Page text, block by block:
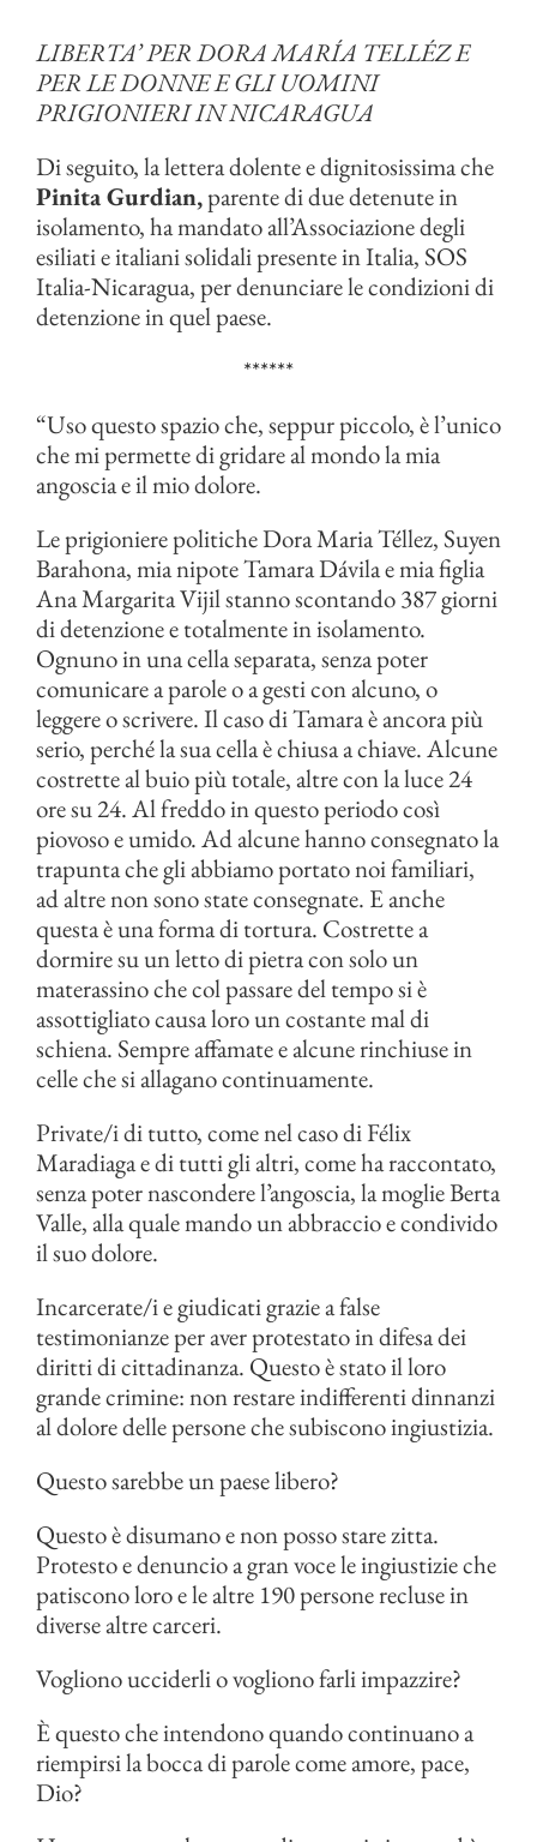
LIBERTA’ PER DORA MARÍA TELLÉZ E
PER LE DONNE E GLI UOMINI
PRIGIONIERI IN NICARAGUA
Di seguito, la lettera dolente e dignitosissima che
Pinita Gurdian,parente di due detenute in
isolamento, ha mandato all’Associazione degli
esiliati e italiani solidali presente in Italia, SOS
Italia-Nicaragua, per denunciare le condizioni di
detenzione in quel paese.
******
“Uso questo spazio che, seppur piccolo, è l’unico
che mi permette di gridare al mondo la mia
angoscia e il mio dolore.
Le prigioniere politiche Dora Maria Téllez, Suyen
Barahona, mia nipote Tamara Dávila e mia figlia
Ana Margarita Vijil stanno scontando 387 giorni
di detenzione e totalmente in isolamento.
Ognuno in una cella separata, senza poter
comunicare a parole o a gesti con alcuno, o
leggere o scrivere. Il caso di Tamara è ancora più
serio, perché la sua cella è chiusa a chiave. Alcune
costrette al buio più totale, altre con la luce 24
ore su 24. Al freddo in questo periodo così
piovoso e umido. Ad alcune hanno consegnato la
trapunta che gli abbiamo portato noi familiari,
ad altre non sono state consegnate. E anche
questa è una forma di tortura. Costrette a
dormire su un letto di pietra con solo un
materassino che col passare del tempo si è
assottigliato causa loro un costante mal di
schiena. Sempre affamate e alcune rinchiuse in
celle che si allagano continuamente.
Private/i di tutto, come nel caso di Félix
Maradiaga e di tutti gli altri, come ha raccontato,
senza poter nascondere l’angoscia, la moglie Berta
Valle, alla quale mando un abbraccio e condivido
il suo dolore.
Incarcerate/i e giudicati grazie a false
testimonianze per aver protestato in difesa dei
diritti di cittadinanza. Questo è stato il loro
grande crimine: non restare indifferenti dinnanzi
al dolore delle persone che subiscono ingiustizia.
Questo sarebbe un paese libero?
Questo è disumano e non posso stare zitta.
Protesto e denuncio a gran voce le ingiustizie che
patiscono loro e le altre 190 persone recluse in
diverse altre carceri.
Vogliono ucciderli o vogliono farli impazzire?
È questo che intendono quando continuano a
riempirsi la bocca di parole come amore, pace,
Dio?